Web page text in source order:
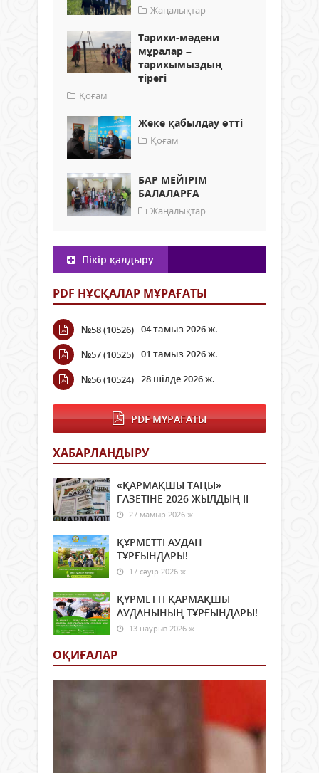
Жаңалықтар
Тарихи-мәдени
мұралар –
тарихымыздың
тірегі
Қоғам
Жеке қабылдау өтті
Қоғам
БАР МЕЙІРІМ
БАЛАЛАРҒА
Жаңалықтар
Пікір қалдыру
PDF НҰСҚАЛАР МҰРАҒАТЫ
№58 (10526) 04 тамыз 2026 ж.
№57 (10525) 01 тамыз 2026 ж.
№56 (10524) 28 шілде 2026 ж.
PDF МҰРАҒАТЫ
ХАБАРЛАНДЫРУ
«ҚАРМАҚШЫ ТАҢЫ»
ГАЗЕТІНЕ 2026 ЖЫЛДЫҢ ІI
27 мамыр 2026 ж.
ҚҰРМЕТТІ АУДАН
ТҰРҒЫНДАРЫ!
17 сәуір 2026 ж.
ҚҰРМЕТТІ ҚАРМАҚШЫ
АУДАНЫНЫҢ ТҰРҒЫНДАРЫ!
13 наурыз 2026 ж.
ОҚИҒАЛАР